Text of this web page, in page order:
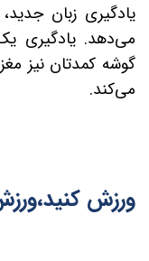
یادگیری زبان
می‌دهد. یادگیری
گوشه کمدتان نیز
می‌کند.
ورزش